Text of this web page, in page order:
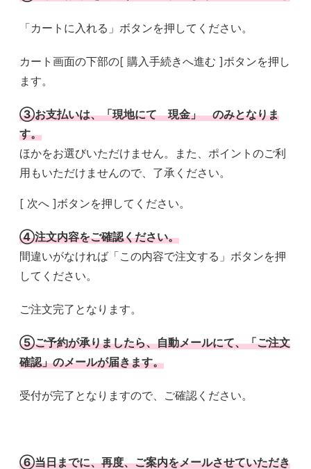
「カートに入れる」ボタンを押してください。
カート画面の下部の[ 購入手続きへ進む ]ボタンを押し
ます。
③お支払いは、「現地にて 現金」 のみとなりま
す。
ほかをお選びいただけません。また、ポイントのご利
用もいただけませんので、了承ください。
[ 次へ ]ボタンを押してください。
④注文内容をご確認ください。
間違いがなければ「この内容で注文する」ボタンを押
してください。
ご注文完了となります。
⑤ご予約が承りましたら、自動メールにて、「ご注文
確認」のメールが届きます。
受付が完了となりますので、ご確認ください。
⑥当日までに、再度、ご案内をメールさせていただき